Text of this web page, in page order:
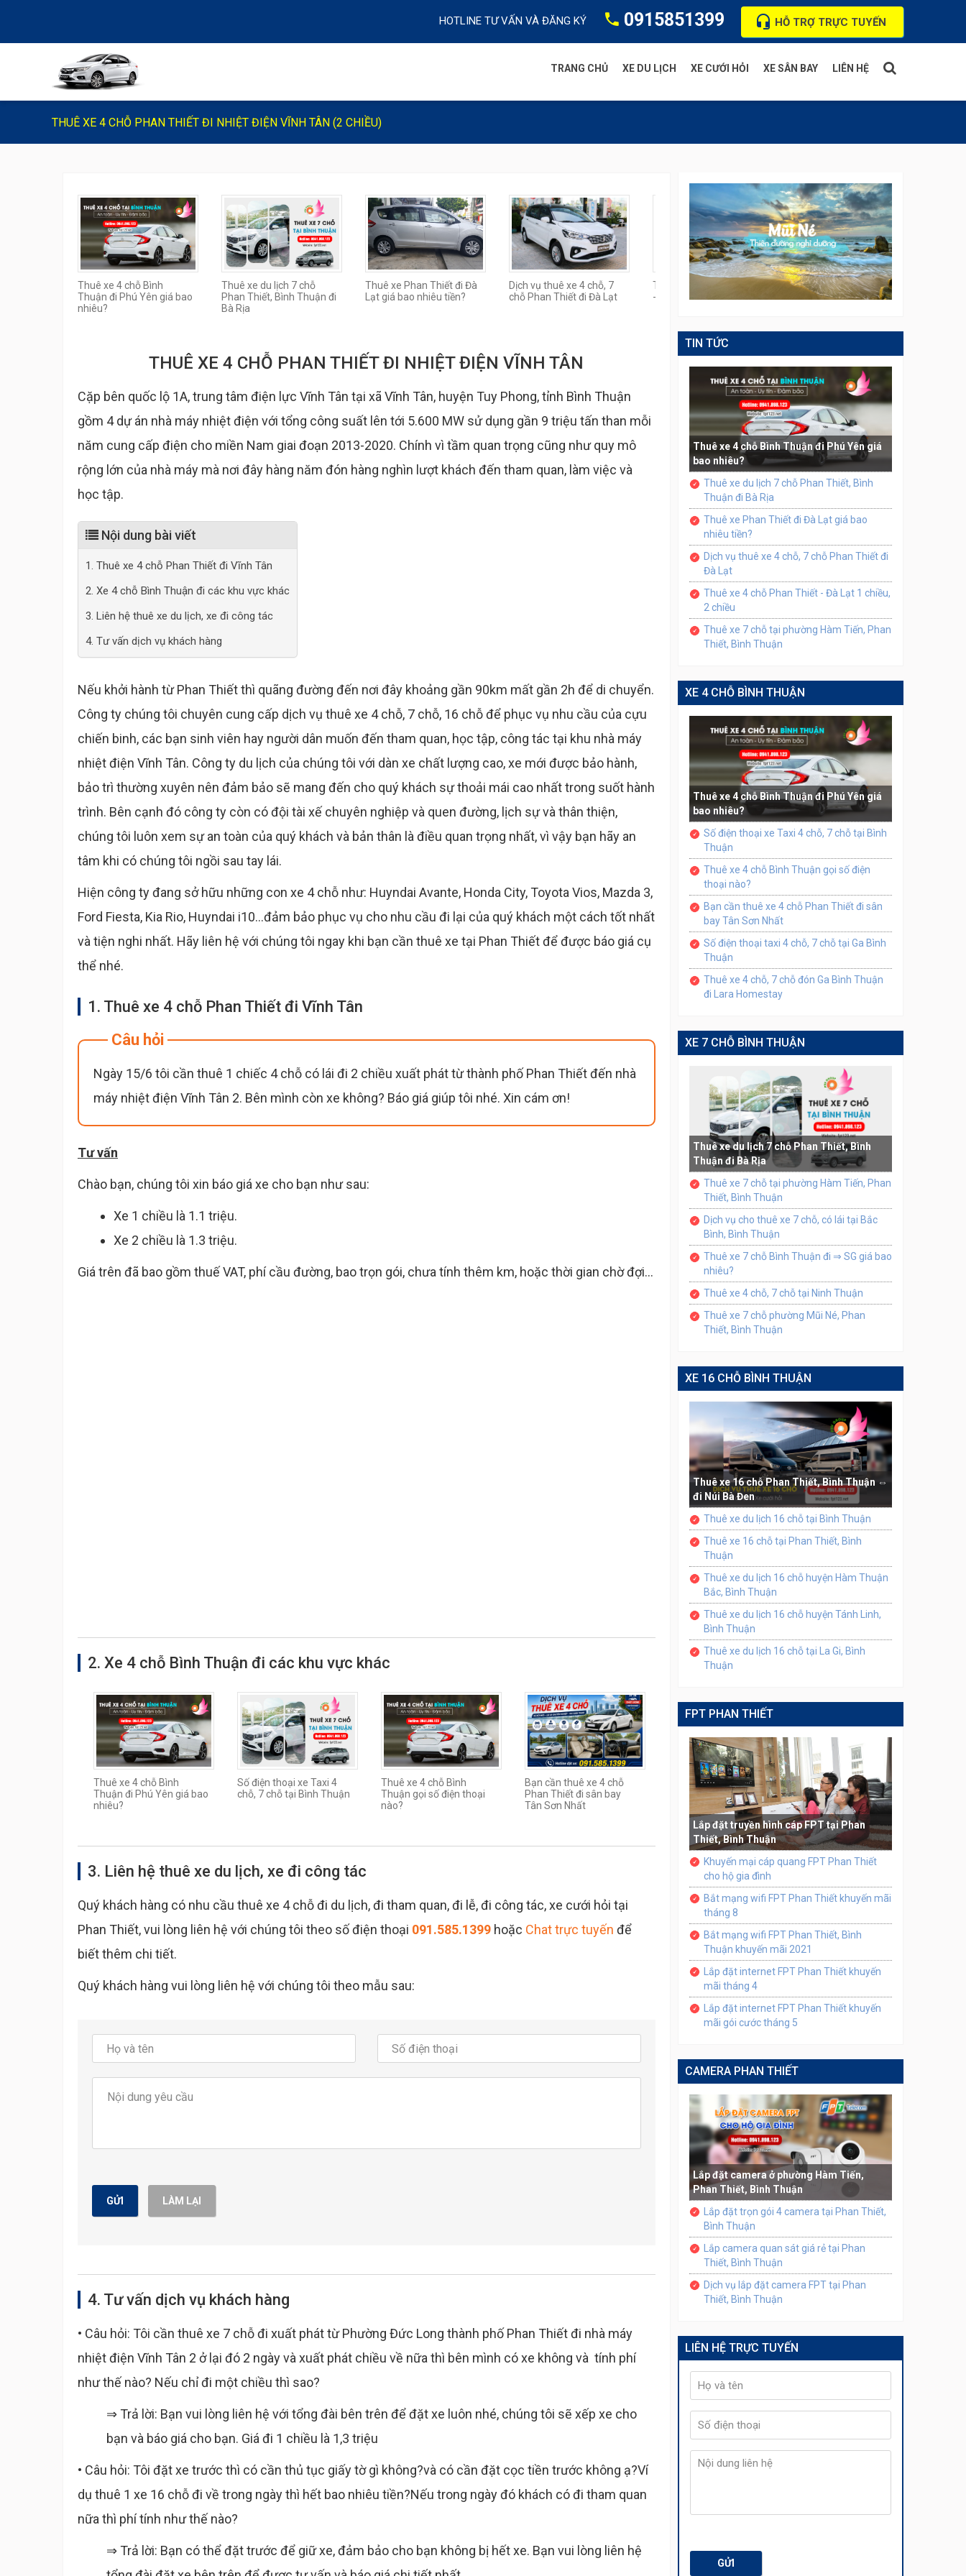
HOTLINE TƯ VẤN VÀ ĐĂNG KÝ 0915851399 HỖ TRỢ TRỰC TUYẾN
TRANG CHỦ XE DU LỊCH XE CƯỚI HỎI XE SÂN BAY LIÊN HỆ
THUÊ XE 4 CHỖ PHAN THIẾT ĐI NHIỆT ĐIỆN VĨNH TÂN (2 CHIỀU)
Thuê xe 4 chỗ Bình
Thuận đi Phú Yên giá bao
nhiêu?
Thuê xe du lịch 7 chỗ
Phan Thiết, Bình Thuận đi
Bà Rịa
Thuê xe Phan Thiết đi Đà
Lạt giá bao nhiêu tiền?
Dịch vụ thuê xe 4 chỗ, 7
chỗ Phan Thiết đi Đà Lạt
Thuê xe 4 chỗ Phan Thiết
- Đà Lạt 1 chiều, 2 chiều
THUÊ XE 4 CHỖ PHAN THIẾT ĐI NHIỆT ĐIỆN VĨNH TÂN
Cặp bên quốc lộ 1A, trung tâm điện lực Vĩnh Tân tại xã Vĩnh Tân, huyện Tuy Phong, tỉnh Bình Thuận
gồm 4 dự án nhà máy nhiệt điện với tổng công suất lên tới 5.600 MW sử dụng gần 9 triệu tấn than mỗi
năm cung cấp điện cho miền Nam giai đoạn 2013-2020. Chính vì tầm quan trọng cũng như quy mô
rộng lớn của nhà máy mà nơi đây hàng năm đón hàng nghìn lượt khách đến tham quan, làm việc và
học tập.
Nội dung bài viết
1. Thuê xe 4 chỗ Phan Thiết đi Vĩnh Tân
2. Xe 4 chỗ Bình Thuận đi các khu vực khác
3. Liên hệ thuê xe du lịch, xe đi công tác
4. Tư vấn dịch vụ khách hàng
Nếu khởi hành từ Phan Thiết thì quãng đường đến nơi đây khoảng gần 90km mất gần 2h để di chuyển.
Công ty chúng tôi chuyên cung cấp dịch vụ thuê xe 4 chỗ, 7 chỗ, 16 chỗ để phục vụ nhu cầu của cựu
chiến binh, các bạn sinh viên hay người dân muốn đến tham quan, học tập, công tác tại khu nhà máy
nhiệt điện Vĩnh Tân. Công ty du lịch của chúng tôi với dàn xe chất lượng cao, xe mới được bảo hành,
bảo trì thường xuyên nên đảm bảo sẽ mang đến cho quý khách sự thoải mái cao nhất trong suốt hành
trình. Bên cạnh đó công ty còn có đội tài xế chuyên nghiệp và quen đường, lịch sự và thân thiện,
chúng tôi luôn xem sự an toàn của quý khách và bản thân là điều quan trọng nhất, vì vậy bạn hãy an
tâm khi có chúng tôi ngồi sau tay lái.
Hiện công ty đang sở hữu những con xe 4 chỗ như: Huyndai Avante, Honda City, Toyota Vios, Mazda 3,
Ford Fiesta, Kia Rio, Huyndai i10...đảm bảo phục vụ cho nhu cầu đi lại của quý khách một cách tốt nhất
và tiện nghi nhất. Hãy liên hệ với chúng tôi ngay khi bạn cần thuê xe tại Phan Thiết để được báo giá cụ
thể nhé.
1. Thuê xe 4 chỗ Phan Thiết đi Vĩnh Tân
Câu hỏi
Ngày 15/6 tôi cần thuê 1 chiếc 4 chỗ có lái đi 2 chiều xuất phát từ thành phố Phan Thiết đến nhà
máy nhiệt điện Vĩnh Tân 2. Bên mình còn xe không? Báo giá giúp tôi nhé. Xin cám ơn!
Tư vấn
Chào bạn, chúng tôi xin báo giá xe cho bạn như sau:
Xe 1 chiều là 1.1 triệu.
Xe 2 chiều là 1.3 triệu.
Giá trên đã bao gồm thuế VAT, phí cầu đường, bao trọn gói, chưa tính thêm km, hoặc thời gian chờ đợi...
2. Xe 4 chỗ Bình Thuận đi các khu vực khác
Thuê xe 4 chỗ Bình
Thuận đi Phú Yên giá bao
nhiêu?
Số điện thoại xe Taxi 4
chỗ, 7 chỗ tại Bình Thuận
Thuê xe 4 chỗ Bình
Thuận gọi số điện thoại
nào?
Bạn cần thuê xe 4 chỗ
Phan Thiết đi sân bay
Tân Sơn Nhất
3. Liên hệ thuê xe du lịch, xe đi công tác
Quý khách hàng có nhu cầu thuê xe 4 chỗ đi du lịch, đi tham quan, đi lễ, đi công tác, xe cưới hỏi tại
Phan Thiết, vui lòng liên hệ với chúng tôi theo số điện thoại 091.585.1399 hoặc Chat trực tuyến để
biết thêm chi tiết.
Quý khách hàng vui lòng liên hệ với chúng tôi theo mẫu sau:
GỬI LÀM LẠI
4. Tư vấn dịch vụ khách hàng
• Câu hỏi: Tôi cần thuê xe 7 chỗ đi xuất phát từ Phường Đức Long thành phố Phan Thiết đi nhà máy
nhiệt điện Vĩnh Tân 2 ở lại đó 2 ngày và xuất phát chiều về nữa thì bên mình có xe không và tính phí
như thế nào? Nếu chỉ đi một chiều thì sao?
⇒ Trả lời: Bạn vui lòng liên hệ với tổng đài bên trên để đặt xe luôn nhé, chúng tôi sẽ xếp xe cho
bạn và báo giá cho bạn. Giá đi 1 chiều là 1,3 triệu
• Câu hỏi: Tôi đặt xe trước thì có cần thủ tục giấy tờ gì không?và có cần đặt cọc tiền trước không ạ?Ví
dụ thuê 1 xe 16 chỗ đi về trong ngày thì hết bao nhiêu tiền?Nếu trong ngày đó khách có đi tham quan
nữa thì phí tính như thế nào?
⇒ Trả lời: Bạn có thể đặt trước để giữ xe, đảm bảo cho bạn không bị hết xe. Bạn vui lòng liên hệ
TIN TỨC
Thuê xe 4 chỗ Bình Thuận đi Phú Yên giá
bao nhiêu?
Thuê xe du lịch 7 chỗ Phan Thiết, Bình
Thuận đi Bà Rịa
Thuê xe Phan Thiết đi Đà Lạt giá bao
nhiêu tiền?
Dịch vụ thuê xe 4 chỗ, 7 chỗ Phan Thiết đi
Đà Lạt
Thuê xe 4 chỗ Phan Thiết - Đà Lạt 1 chiều,
2 chiều
Thuê xe 7 chỗ tại phường Hàm Tiến, Phan
Thiết, Bình Thuận
XE 4 CHỖ BÌNH THUẬN
Thuê xe 4 chỗ Bình Thuận đi Phú Yên giá
bao nhiêu?
Số điện thoại xe Taxi 4 chỗ, 7 chỗ tại Bình
Thuận
Thuê xe 4 chỗ Bình Thuận gọi số điện
thoại nào?
Bạn cần thuê xe 4 chỗ Phan Thiết đi sân
bay Tân Sơn Nhất
Số điện thoại taxi 4 chỗ, 7 chỗ tại Ga Bình
Thuận
Thuê xe 4 chỗ, 7 chỗ đón Ga Bình Thuận
đi Lara Homestay
XE 7 CHỖ BÌNH THUẬN
Thuê xe du lịch 7 chỗ Phan Thiết, Bình
Thuận đi Bà Rịa
Thuê xe 7 chỗ tại phường Hàm Tiến, Phan
Thiết, Bình Thuận
Dịch vụ cho thuê xe 7 chỗ, có lái tại Bắc
Bình, Bình Thuận
Thuê xe 7 chỗ Bình Thuận đi ⇒ SG giá bao
nhiêu?
Thuê xe 4 chỗ, 7 chỗ tại Ninh Thuận
Thuê xe 7 chỗ phường Mũi Né, Phan
Thiết, Bình Thuận
XE 16 CHỖ BÌNH THUẬN
Thuê xe 16 chỗ Phan Thiết, Bình Thuận ⇔
đi Núi Bà Đen
Thuê xe du lịch 16 chỗ tại Bình Thuận
Thuê xe 16 chỗ tại Phan Thiết, Bình
Thuận
Thuê xe du lịch 16 chỗ huyện Hàm Thuận
Bắc, Bình Thuận
Thuê xe du lịch 16 chỗ huyện Tánh Linh,
Bình Thuận
Thuê xe du lịch 16 chỗ tại La Gi, Bình
Thuận
FPT PHAN THIẾT
Lắp đặt truyền hình cáp FPT tại Phan
Thiết, Bình Thuận
Khuyến mại cáp quang FPT Phan Thiết
cho hộ gia đình
Bắt mạng wifi FPT Phan Thiết khuyến mãi
tháng 8
Bắt mạng wifi FPT Phan Thiết, Bình
Thuận khuyến mãi 2021
Lắp đặt internet FPT Phan Thiết khuyến
mãi tháng 4
Lắp đặt internet FPT Phan Thiết khuyến
mãi gói cước tháng 5
CAMERA PHAN THIẾT
Lắp đặt camera ở phường Hàm Tiến,
Phan Thiết, Bình Thuận
Lắp đặt trọn gói 4 camera tại Phan Thiết,
Bình Thuận
Lắp camera quan sát giá rẻ tại Phan
Thiết, Bình Thuận
Dịch vụ lắp đặt camera FPT tại Phan
Thiết, Bình Thuận
LIÊN HỆ TRỰC TUYẾN
GỬI